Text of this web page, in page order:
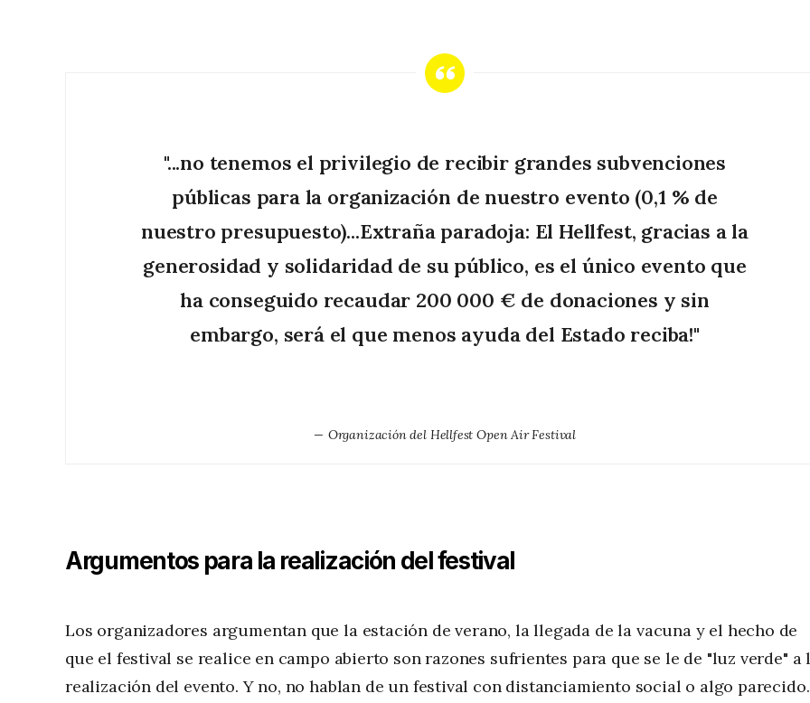
"...no tenemos el privilegio de recibir grandes subvenciones
públicas para la organización de nuestro evento (0,1 % de
nuestro presupuesto)...Extraña paradoja: El Hellfest, gracias a la
generosidad y solidaridad de su público, es el único evento que
ha conseguido recaudar 200 000 € de donaciones y sin
embargo, será el que menos ayuda del Estado reciba!"
Organización del Hellfest Open Air Festival
Argumentos para la realización del festival
Los organizadores argumentan que la estación de verano, la llegada de la vacuna y el hecho de
que el festival se realice en campo abierto son razones sufrientes para que se le de "luz verde" a
realización del evento. Y no, no hablan de un festival con distanciamiento social o algo parecido.